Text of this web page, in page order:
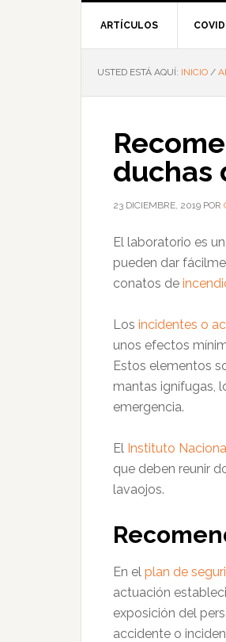
ARTÍCULOS
USTED ESTÁ AQUÍ: INICIO /
duchas
23 DICIEMBRE, 2019 POR
El laboratorio es
pueden dar
conatos de
Los incidentes o
unos efectos
Estos elementos
mantas ignífugas,
emergencia.
El Instituto
que deben reunir
lavaojos.
En el plan de
actuación
exposición del
accidente o